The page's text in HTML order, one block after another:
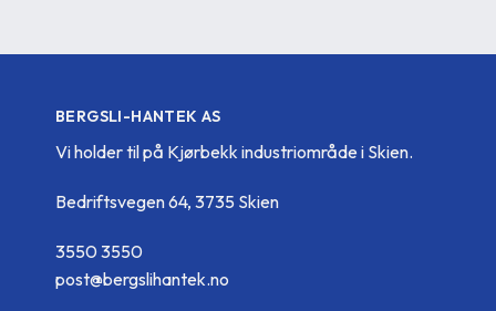
BERGSLI-HANTEK AS
Vi holder til på Kjørbekk industriområde i Skien.
Bedriftsvegen 64, 3735 Skien
3550 3550
post@bergslihantek.no